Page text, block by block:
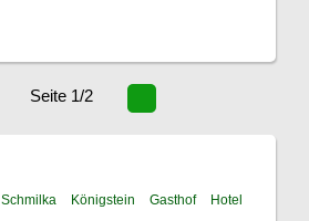
Seite 1/2
Schmilka Königstein Gasthof
Hotel